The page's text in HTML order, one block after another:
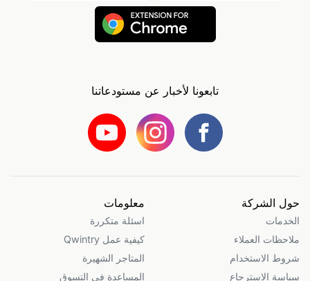
تابعونا لأخبار عن مستودعاتنا
حول الشركة
الخدمات
ملاحظات العملاء
شروط الاستخدام
سياسة الاسترجاع
معلومات
اسئلة متكررة
كيفية عمل Qwintry
المتاجر الشهيرة
المساعدة في التسوق